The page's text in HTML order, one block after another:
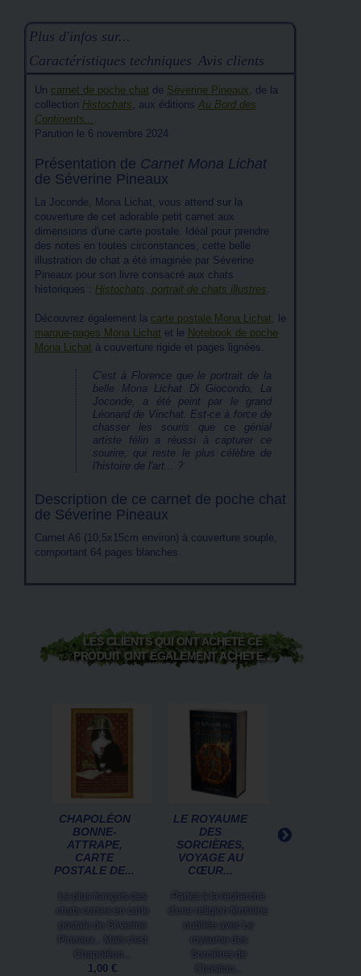
Plus d'infos sur...
Caractéristiques techniques Avis clients
Un carnet de poche chat de Séverine Pineaux, de la
collection Histochats, aux éditions Au Bord des
Continents... .
Parution le 6 novembre 2024
Présentation de Carnet Mona Lichat
de Séverine Pineaux
La Joconde, Mona Lichat, vous attend sur la
couverture de cet adorable petit carnet aux
dimensions d'une carte postale. Idéal pour prendre
des notes en toutes circonstances, cette belle
illustration de chat a été imaginée par Séverine
Pineaux pour son livre consacré aux chats
historiques : Histochats, portrait de chats illustres.
Découvrez également la carte postale Mona Lichat, le
marque-pages Mona Lichat et le Notebook de poche
Mona Lichat à couverture rigide et pages lignées.
C'est à Florence que le portrait de la
belle Mona Lichat Di Giocondo, La
Joconde, a été peint par le grand
Léonard de Vinchat. Est-ce à force de
chasser les souris que ce génial
artiste félin a réussi à capturer ce
sourire, qui reste le plus célèbre de
l'histoire de l'art... ?
Description de ce carnet de poche chat
de Séverine Pineaux
Carnet A6 (10,5x15cm environ) à couverture souple,
comportant 64 pages blanches.
LES CLIENTS QUI ONT ACHETÉ CE
PRODUIT ONT ÉGALEMENT ACHETÉ...
CHAPOLÉON
BONNE-
ATTRAPE,
CARTE
POSTALE DE...
Le plus français des
chats corses en carte
postale de Séverine
Pineaux... Mais c'est
Chapoléon...
1,00 €
LE ROYAUME
DES
SORCIÈRES,
VOYAGE AU
CŒUR...
Partez à la recherche
d'une religion féminine
oubliée avec Le
royaume des
Sorcières de
Christian...
SECRET
CHASSEUR